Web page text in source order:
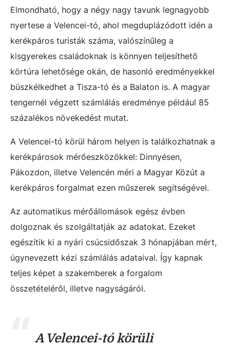
Elmondható, hogy a négy nagy tavunk legnagyobb
nyertese a Velencei-tó, ahol megduplázódott idén a
kerékpáros turisták száma, valószínűleg a
kisgyerekes családoknak is könnyen teljesíthető
körtúra lehetősége okán, de hasonló eredményekkel
büszkélkedhet a Tisza-tó és a Balaton is. A magyar
tengernél végzett számlálás eredménye például 85
százalékos növekedést mutat.
A Velencei-tó körül három helyen is találkozhatnak a
kerékpárosok mérőeszközökkel: Dinnyésen,
Pákozdon, illetve Velencén méri a Magyar Közút a
kerékpáros forgalmat ezen műszerek segítségével.
Az automatikus mérőállomások egész évben
dolgoznak és szolgáltatják az adatokat. Ezeket
egészítik ki a nyári csúcsidőszak 3 hónapjában mért,
úgynevezett kézi számlálás adataival. Így kapnak
teljes képet a szakemberek a forgalom
összetételéről, illetve nagyságáról.
A Velencei-tó körüli